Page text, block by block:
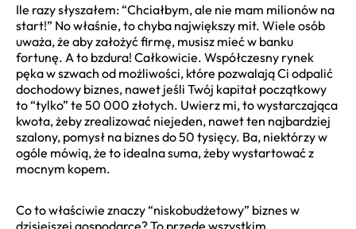
Ile razy słyszałem: “Chciałbym, ale nie mam milionów na
start!” No właśnie, to chyba największy mit. Wiele osób
uważa, że aby założyć firmę, musisz mieć w banku
fortunę. A to bzdura! Całkowicie. Współczesny rynek
pęka w szwach od możliwości, które pozwalają Ci odpalić
dochodowy biznes, nawet jeśli Twój kapitał początkowy
to “tylko” te 50 000 złotych. Uwierz mi, to wystarczająca
kwota, żeby zrealizować niejeden, nawet ten najbardziej
szalony, pomysł na biznes do 50 tysięcy. Ba, niektórzy w
ogóle mówią, że to idealna suma, żeby wystartować z
mocnym kopem.
Co to właściwie znaczy “niskobudżetowy” biznes w
dzisiejszej gospodarce? To przede wszystkim